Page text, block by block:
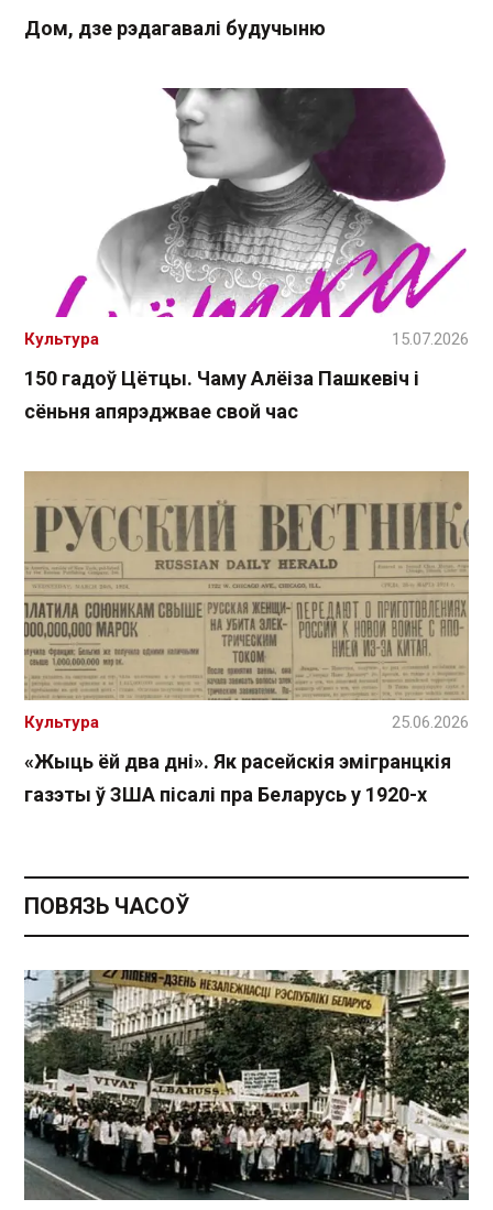
Дом, дзе рэдагавалі будучыню
150 гадоў Цётцы. Чаму Алёіза Пашкевіч і
сёньня апярэджвае свой час
Культура 15.07.2026
«Жыць ёй два дні». Як расейскія эмігранцкія
газэты ў ЗША пісалі пра Беларусь у 1920-х
Культура 25.06.2026
ПОВЯЗЬ ЧАСОЎ